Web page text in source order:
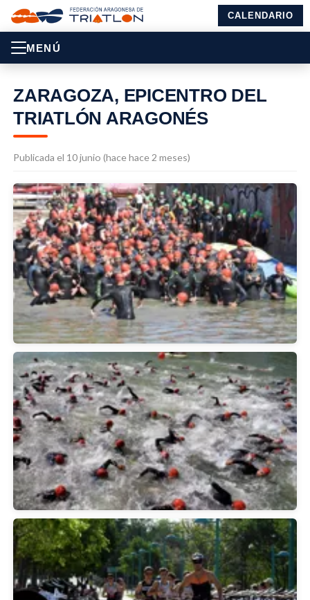
CALENDARIO
MENÚ
ZARAGOZA, EPICENTRO DEL
TRIATLÓN ARAGONÉS
Publicada el 10 junio (hace hace 2 meses)